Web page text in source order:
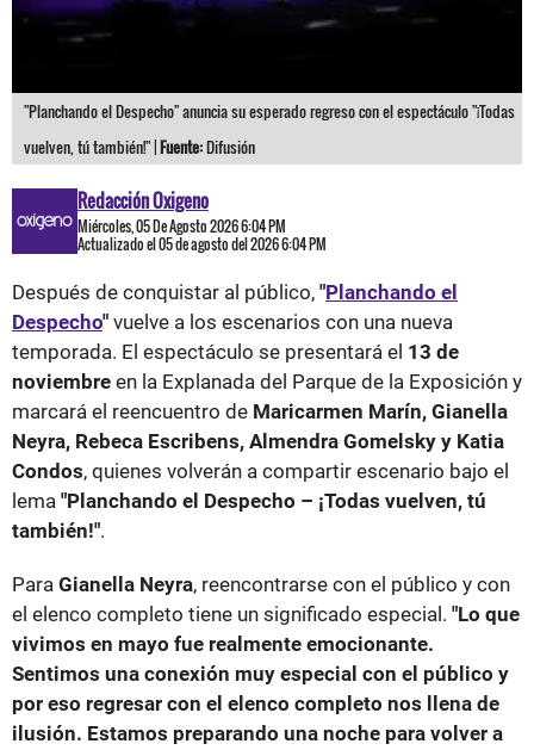
"Planchando el Despecho" anuncia su esperado regreso con el espectáculo "¡Todas
vuelven, tú también!" |Fuente:Difusión
Redacción Oxigeno
Miércoles, 05 De Agosto 2026 6:04 PM
Actualizado el 05 de agosto del 2026 6:04 PM
Después de conquistar al público, "Planchando el
Despecho" vuelve a los escenarios con una nueva
temporada. El espectáculo se presentará el 13 de
noviembre en la Explanada del Parque de la Exposición y
marcará el reencuentro de Maricarmen Marín, Gianella
Neyra, Rebeca Escribens, Almendra Gomelsky y Katia
Condos, quienes volverán a compartir escenario bajo el
lema "Planchando el Despecho – ¡Todas vuelven, tú
también!".
Para Gianella Neyra, reencontrarse con el público y con
el elenco completo tiene un significado especial. "Lo que
vivimos en mayo fue realmente emocionante.
Sentimos una conexión muy especial con el público y
por eso regresar con el elenco completo nos llena de
ilusión. Estamos preparando una noche para volver a